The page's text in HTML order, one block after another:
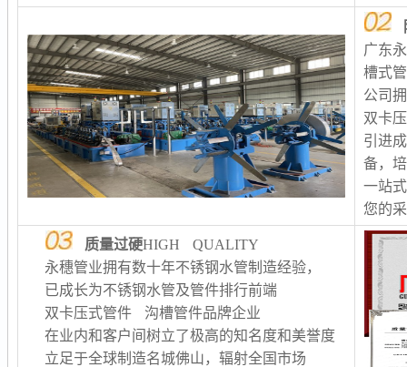
广东
槽式
公司
双卡
引进
备，
一站
您的
质量过硬HIGH QUALITY
永穗管业拥有数十年不锈钢水管制造经验，
已成长为不锈钢水管及管件排行前端
双卡压式管件 沟槽管件品牌企业
在业内和客户间树立了极高的知名度和美誉度
立足于全球制造名城佛山，辐射全国市场